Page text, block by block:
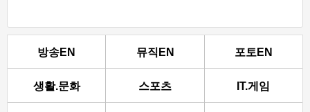
방송EN 뮤직EN 포토EN
생활.문화 스포츠 IT.게임